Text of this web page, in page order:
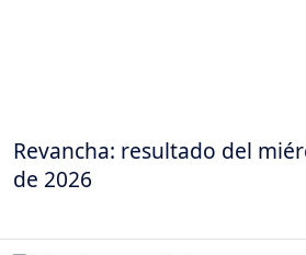
Revancha: resultado del
de 2026